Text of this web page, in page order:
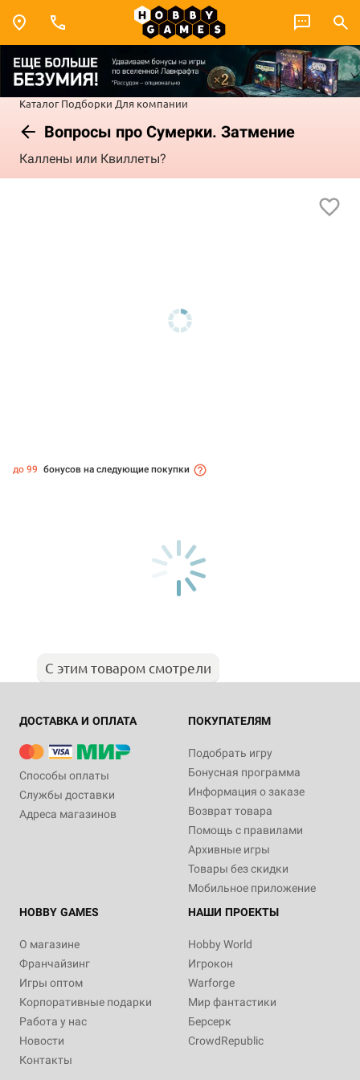
Каталог Подборки Для компании
Вопросы про Сумерки. Затмение
Каллены или Квиллеты?
до 99 бонусов на следующие покупки
С этим товаром смотрели
ДОСТАВКА И ОПЛАТА
Способы оплаты
Службы доставки
Адреса магазинов
ПОКУПАТЕЛЯМ
Подобрать игру
Бонусная программа
Информация о заказе
Возврат товара
Помощь с правилами
Архивные игры
Товары без скидки
Мобильное приложение
HOBBY GAMES
О магазине
Франчайзинг
Игры оптом
Корпоративные подарки
Работа у нас
Новости
Контакты
НАШИ ПРОЕКТЫ
Hobby World
Игрокон
Warforge
Мир фантастики
Берсерк
CrowdRepublic